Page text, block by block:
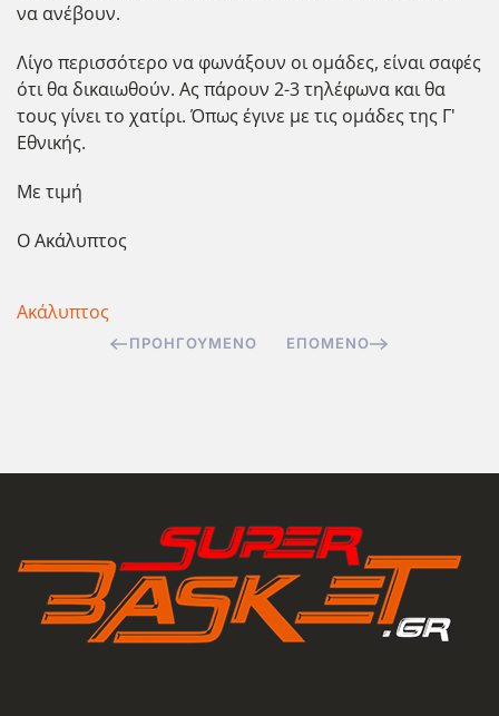
να ανέβουν.
Λίγο περισσότερο να φωνάξουν οι ομάδες, είναι σαφές
ότι θα δικαιωθούν. Ας πάρουν 2-3 τηλέφωνα και θα
τους γίνει το χατίρι. Όπως έγινε με τις ομάδες της Γ'
Εθνικής.
Με τιμή
Ο Ακάλυπτος
Ακάλυπτος
ΠΡΟΗΓΟΎΜΕΝΟ ΕΠΌΜΕΝΟ